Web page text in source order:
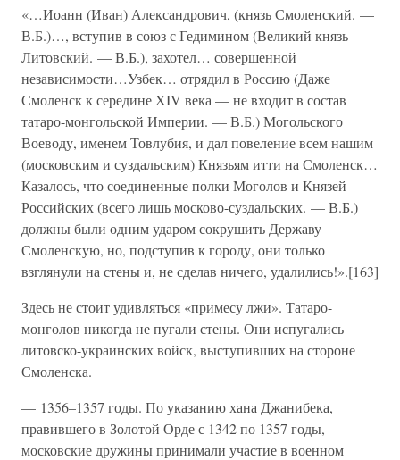
«…Иоанн (Иван) Александрович, (князь Смоленский. —
В.Б.)…, вступив в союз с Гедимином (Великий князь
Литовский. — В.Б.), захотел… совершенной
независимости…Узбек… отрядил в Россию (Даже
Смоленск к середине XIV века — не входит в состав
татаро-монгольской Империи. — В.Б.) Могольского
Воеводу, именем Товлубия, и дал повеление всем нашим
(московским и суздальским) Князьям итти на Смоленск…
Казалось, что соединенные полки Моголов и Князей
Российских (всего лишь москово-суздальских. — В.Б.)
должны были одним ударом сокрушить Державу
Смоленскую, но, подступив к городу, они только
взглянули на стены и, не сделав ничего, удалились!».[163]
Здесь не стоит удивляться «примесу лжи». Татаро-
монголов никогда не пугали стены. Они испугались
литовско-украинских войск, выступивших на стороне
Смоленска.
— 1356–1357 годы. По указанию хана Джанибека,
правившего в Золотой Орде с 1342 по 1357 годы,
московские дружины принимали участие в военном